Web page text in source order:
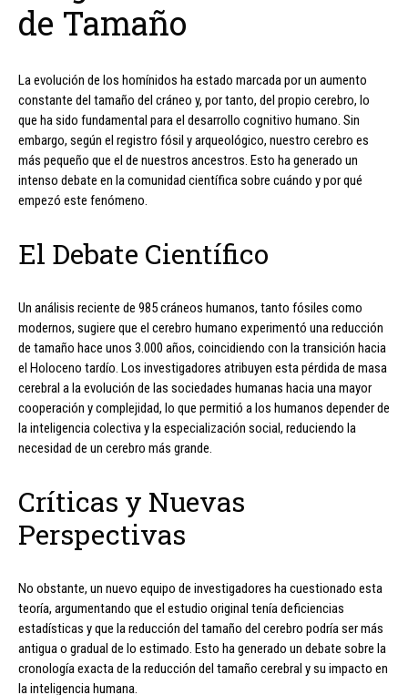
de Tamaño
La evolución de los homínidos ha estado marcada por un aumento
constante del tamaño del cráneo y, por tanto, del propio cerebro, lo
que ha sido fundamental para el desarrollo cognitivo humano. Sin
embargo, según el registro fósil y arqueológico, nuestro cerebro es
más pequeño que el de nuestros ancestros. Esto ha generado un
intenso debate en la comunidad científica sobre cuándo y por qué
empezó este fenómeno.
El Debate Científico
Un análisis reciente de 985 cráneos humanos, tanto fósiles como
modernos, sugiere que el cerebro humano experimentó una reducción
de tamaño hace unos 3.000 años, coincidiendo con la transición hacia
el Holoceno tardío. Los investigadores atribuyen esta pérdida de masa
cerebral a la evolución de las sociedades humanas hacia una mayor
cooperación y complejidad, lo que permitió a los humanos depender de
la inteligencia colectiva y la especialización social, reduciendo la
necesidad de un cerebro más grande.
Críticas y Nuevas
Perspectivas
No obstante, un nuevo equipo de investigadores ha cuestionado esta
teoría, argumentando que el estudio original tenía deficiencias
estadísticas y que la reducción del tamaño del cerebro podría ser más
antigua o gradual de lo estimado. Esto ha generado un debate sobre la
cronología exacta de la reducción del tamaño cerebral y su impacto en
la inteligencia humana.